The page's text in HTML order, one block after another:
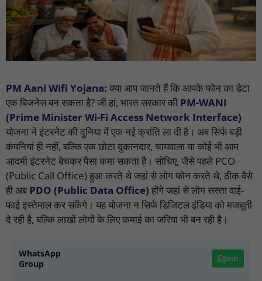
PM Aani Wifi Yojana: क्या आप जानते हैं कि आपके फोन का डेटा
एक बिजनेस बन सकता है? जी हां, भारत सरकार की PM-WANI
(Prime Minister Wi-Fi Access Network Interface)
योजना ने इंटरनेट की दुनिया में एक नई क्रांति ला दी है। अब सिर्फ बड़ी
कंपनियां ही नहीं, बल्कि एक छोटा दुकानदार, चायवाला या कोई भी आम
आदमी इंटरनेट बेचकर पैसा कमा सकता है। सोचिए, जैसे पहले PCO
(Public Call Office) हुआ करते थे जहां से लोग फोन करते थे, ठीक वैसे
ही अबPDO (Public Data Office) होंगे जहां से लोग सस्ता वाई-
फाई इस्तेमाल कर सकेंगे। यह योजना न सिर्फ डिजिटल इंडिया को मजबूती
दे रही है, बल्कि लाखों लोगों के लिए कमाई का जरिया भी बन रही है।
WhatsApp
Group
Join